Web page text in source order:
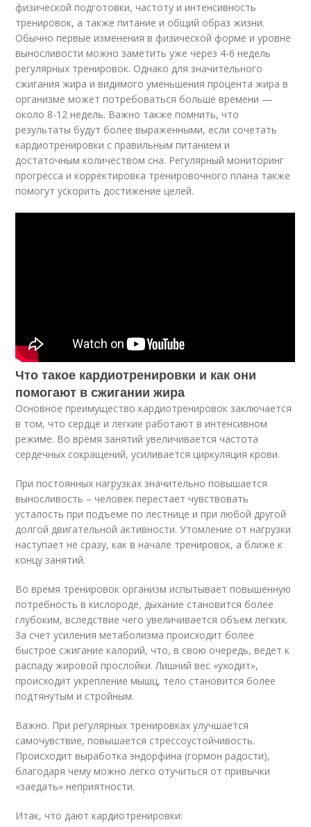
физической подготовки, частоту и интенсивность
тренировок, а также питание и общий образ жизни.
Обычно первые изменения в физической форме и уровне
выносливости можно заметить уже через 4-6 недель
регулярных тренировок. Однако для значительного
сжигания жира и видимого уменьшения процента жира в
организме может потребоваться больше времени —
около 8-12 недель. Важно также помнить, что
результаты будут более выраженными, если сочетать
кардиотренировки с правильным питанием и
достаточным количеством сна. Регулярный мониторинг
прогресса и корректировка тренировочного плана также
помогут ускорить достижение целей.
Что такое кардиотренировки и как они
помогают в сжигании жира
Основное преимущество кардиотренировок заключается
в том, что сердце и легкие работают в интенсивном
режиме. Во время занятий увеличивается частота
сердечных сокращений, усиливается циркуляция крови.
При постоянных нагрузках значительно повышается
выносливость – человек перестает чувствовать
усталость при подъеме по лестнице и при любой другой
долгой двигательной активности. Утомление от нагрузки
наступает не сразу, как в начале тренировок, а ближе к
концу занятий.
Во время тренировок организм испытывает повышенную
потребность в кислороде, дыхание становится более
глубоким, вследствие чего увеличивается объем легких.
За счет усиления метаболизма происходит более
быстрое сжигание калорий, что, в свою очередь, ведет к
распаду жировой прослойки. Лишний вес «уходит»,
происходит укрепление мышц, тело становится более
подтянутым и стройным.
Важно. При регулярных тренировках улучшается
самочувствие, повышается стрессоустойчивость.
Происходит выработка эндорфина (гормон радости),
благодаря чему можно легко отучиться от привычки
«заедать» неприятности.
Итак, что дают кардиотренировки: